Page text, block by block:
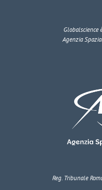
Globalscience
Agenzia
Reg. Tribunale